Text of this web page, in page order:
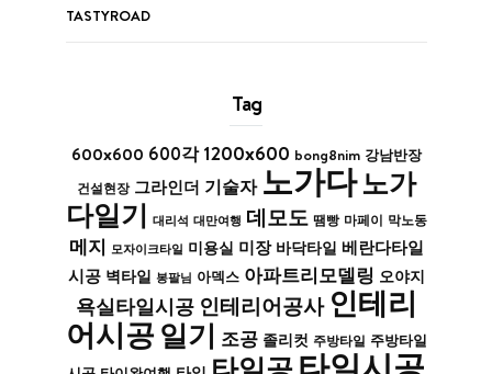
TASTYROAD
Tag
600x600 600각 1200x600 bong8nim 강남반장
건설현장 그라인더 기술자 노가다노가
다일기 대리석 대만여행 데모도 땜빵 마페이 막노동
메지 모자이크타일 미용실 미장 바닥타일 베란다타일
시공 벽타일 봉팔님 아덱스 아파트리모델링 오야지
욕실타일시공 인테리어공사 인테리
어시공 일기 조공 졸리컷 주방타일 주방타일